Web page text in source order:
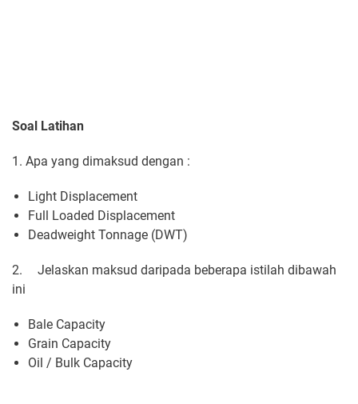
Soal Latihan
1. Apa yang dimaksud dengan :
Light Displacement
Full Loaded Displacement
Deadweight Tonnage (DWT)
2.
Jelaskan maksud daripada beberapa istilah dibawah
ini
Bale Capacity
Grain Capacity
Oil / Bulk Capacity